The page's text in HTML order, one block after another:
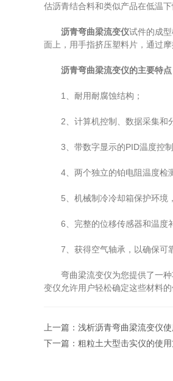
估沥青结合料和类似产品在低温下
沥青弯曲梁流变仪试件的成
面上，用手指挤压塑料片，通过
沥青弯曲梁流变仪的主要特点
1、耐用耐腐蚀结构；
2、计算机控制、数据采集和
3、带数字显示的PID温度控制
4、两个独立的铂电阻温度检
5、机械制冷冷却箱保护环境，
6、完整的位移传感器和温度补
7、获得空气轴承，以确保可靠
弯曲梁流变仪为您提供了一种
变仪允许用户轻松确定这些材料
上一篇： 浅析沥青弯曲梁流变仪
下一篇： 粗粒土大型击实仪的使